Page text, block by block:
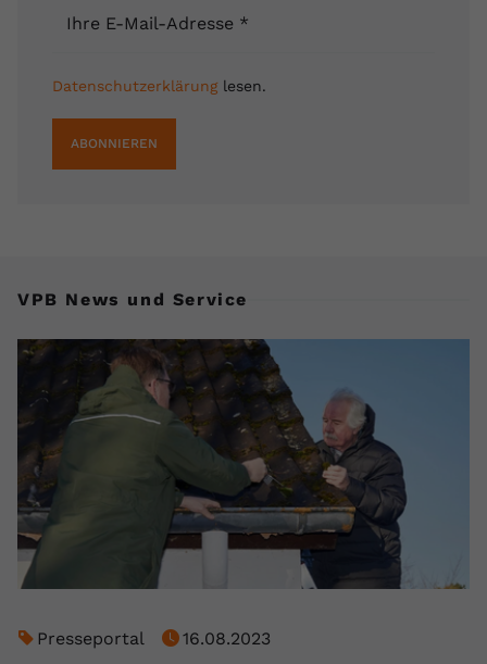
Ihre E-Mail-Adresse *
Datenschutzerklärunglesen.
ABONNIEREN
VPB News und Service
Presseportal
16.08.2023